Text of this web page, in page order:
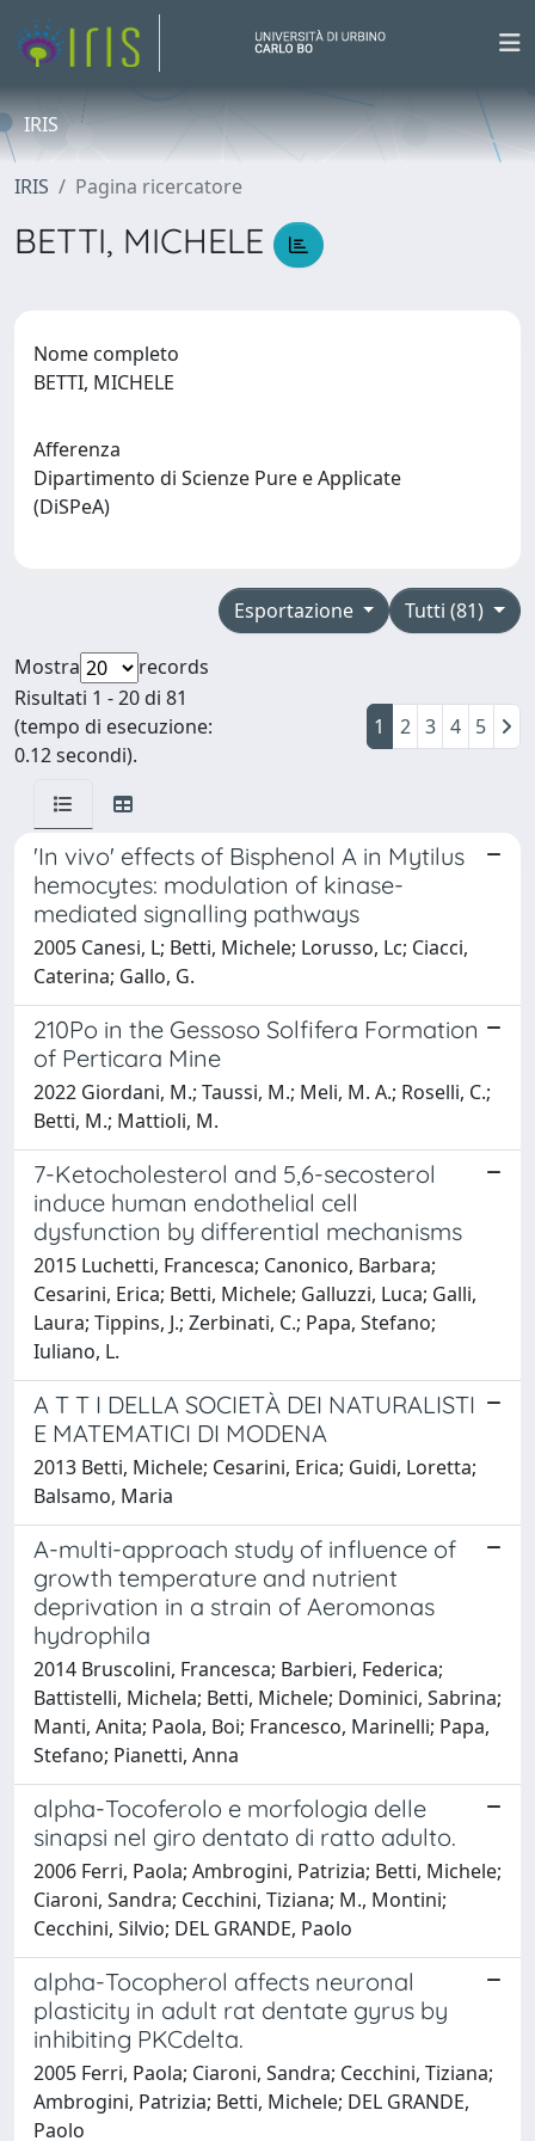
IRIS
IRIS Pagina ricercatore
BETTI, MICHELE
Nome completo
BETTI, MICHELE
Afferenza
Dipartimento di Scienze Pure e Applicate
(DiSPeA)
Tutti (81)
Esportazione
Mostra
records
Risultati 1 - 20 di 81
(tempo di esecuzione:
0.12 secondi).
1 2 3 4 5
'In vivo' effects of Bisphenol A in Mytilus
hemocytes: modulation of kinase-
mediated signalling pathways
2005 Canesi, L; Betti, Michele; Lorusso, Lc; Ciacci,
Caterina; Gallo, G.
210Po in the Gessoso Solfifera Formation
of Perticara Mine
2022 Giordani, M.; Taussi, M.; Meli, M. A.; Roselli, C.;
Betti, M.; Mattioli, M.
7-Ketocholesterol and 5,6-secosterol
induce human endothelial cell
dysfunction by differential mechanisms
2015 Luchetti, Francesca; Canonico, Barbara;
Cesarini, Erica; Betti, Michele; Galluzzi, Luca; Galli,
Laura; Tippins, J.; Zerbinati, C.; Papa, Stefano;
Iuliano, L.
A T T I DELLA SOCIETÀ DEI NATURALISTI
E MATEMATICI DI MODENA
2013 Betti, Michele; Cesarini, Erica; Guidi, Loretta;
Balsamo, Maria
A-multi-approach study of influence of
growth temperature and nutrient
deprivation in a strain of Aeromonas
hydrophila
2014 Bruscolini, Francesca; Barbieri, Federica;
Battistelli, Michela; Betti, Michele; Dominici, Sabrina;
Manti, Anita; Paola, Boi; Francesco, Marinelli; Papa,
Stefano; Pianetti, Anna
alpha-Tocoferolo e morfologia delle
sinapsi nel giro dentato di ratto adulto.
2006 Ferri, Paola; Ambrogini, Patrizia; Betti, Michele;
Ciaroni, Sandra; Cecchini, Tiziana; M., Montini;
Cecchini, Silvio; DEL GRANDE, Paolo
alpha-Tocopherol affects neuronal
plasticity in adult rat dentate gyrus by
inhibiting PKCdelta.
2005 Ferri, Paola; Ciaroni, Sandra; Cecchini, Tiziana;
Ambrogini, Patrizia; Betti, Michele; DEL GRANDE,
Paolo